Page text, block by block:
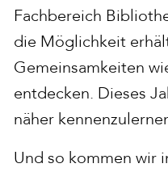
Fachbereich
die Möglichkeit
Gemeinsamkeiten
entdecken. Dieses
näher
Und so kommen wir